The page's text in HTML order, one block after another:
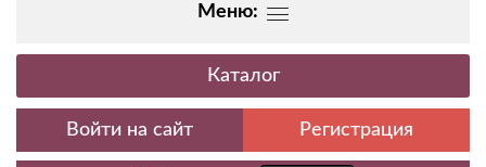
Меню:
Каталог
Регистрация